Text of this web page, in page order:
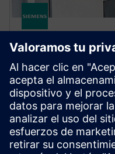
SIMCENTER
Simcenter
No comprometa la
vibraciones. Combine
analizador tradicional
sistemas de medición